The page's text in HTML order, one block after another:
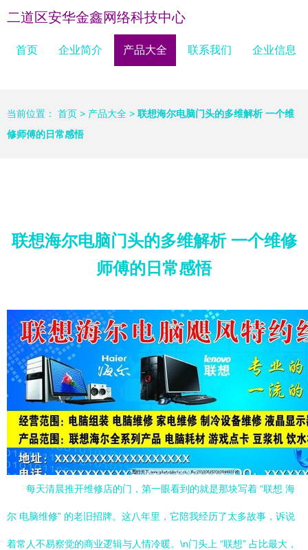
二道区安华金鑫网络科技中心
首页 企业简介 产品大全 联系我们 企业信息
当前位置： 首页 > 产品大全 > 联想海尔电脑门头的多维解析 一个维
修师傅的日常感悟
联想海尔电脑门头的多维解析 一个维修
师傅的日常感悟
每天清晨推开维修店的门，第一眼看到的就是那块写着 “联想 海
尔 电脑维修” 的老旧招牌。这八年里，它陪我经历了太多故事，诉说
着常人不易察觉的商业逻辑与人情冷暖。\n门头上 “联想” 占比最大，